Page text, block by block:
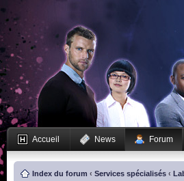
Accueil News Forum
Index du forum ‹ Services spécialisés ‹